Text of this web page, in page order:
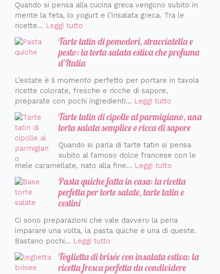
Quando si pensa alla cucina greca vengono subito in
mente la feta, lo yogurt e l’insalata greca. Tra le
ricette… Leggi tutto
Tarte tatin di pomodori, stracciatella e
pesto: la torta salata estiva che profuma
d’Italia
L’estate è il momento perfetto per portare in tavola
ricette colorate, fresche e ricche di sapore,
preparate con pochi ingredienti… Leggi tutto
Tarte tatin di cipolle al parmigiano, una
torta salata semplice e ricca di sapore
Quando si parla di tarte tatin si pensa
subito al famoso dolce francese con le
mele caramellate, nato alla fine… Leggi tutto
Pasta quiche fatta in casa: la ricetta
perfetta per torte salate, tarte tatin e
cestini
Ci sono preparazioni che vale davvero la pena
imparare una volta, la pasta quiche è una di queste.
Bastano pochi… Leggi tutto
Teglietta di brisée con insalata estiva: la
ricetta fresca perfetta da condividere